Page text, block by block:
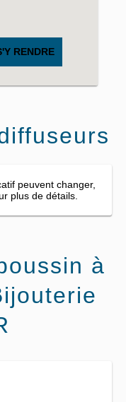
RENDRE
peuvent changer,
plus de détails.
à